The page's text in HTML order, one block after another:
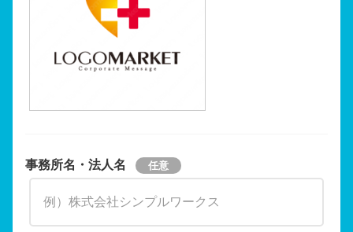
事務所名・法人名